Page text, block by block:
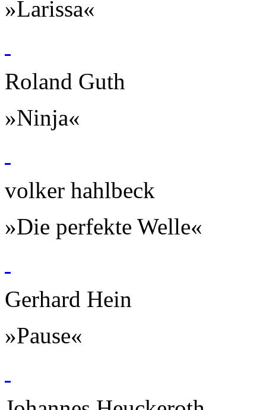
»Larissa«
Roland Guth
»Ninja«
volker hahlbeck
»Die perfekte Welle«
Gerhard Hein
»Pause«